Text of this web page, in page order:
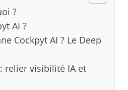
?
AI ?
Cockpyt AI ? Le Deep
relier visibilité IA et